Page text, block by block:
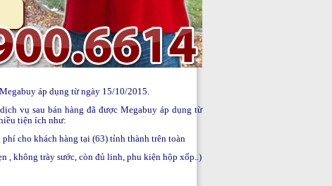
áp dụng từ ngày 15/10/2015.
vụ sau bán hàng đã được Megabuy áp dụng từ
tiện ích như:
cho khách hàng tại (63) tỉnh thành trên toàn
, không trày sước, còn đủ linh, phu kiện hộp xốp..)